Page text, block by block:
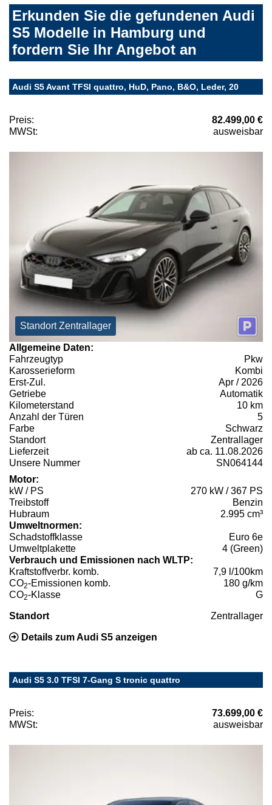
Erkunden Sie die gefundenen Audi
S5 Modelle in Hamburg und
fordern Sie Ihr Angebot an
Audi S5 Avant TFSI quattro, HuD, Pano, B&O, Leder, 20
Preis:
82.499,00 €
MWSt:
ausweisbar
Standort Zentrallager
Allgemeine Daten:
Fahrzeugtyp
Pkw
Karosserieform
Kombi
Erst-Zul.
Apr / 2026
Getriebe
Automatik
Kilometerstand
10 km
Anzahl der Türen
5
Farbe
Schwarz
Standort
Zentrallager
Lieferzeit
ab ca. 11.08.2026
Unsere Nummer
SN064144
Motor:
kW / PS
270 kW / 367 PS
Treibstoff
Benzin
Hubraum
2.995 cm³
Umweltnormen:
Schadstoffklasse
Euro 6e
Umweltplakette
4 (Green)
Verbrauch und Emissionen nach WLTP:
Kraftstoffverbr. komb.
7,9 l/100km
CO2-Emissionen komb.
180 g/km
CO2-Klasse G
Standort Zentrallager
Details zum Audi S5 anzeigen
Audi S5 3.0 TFSI 7-Gang S tronic quattro
Preis:
73.699,00 €
MWSt:
ausweisbar